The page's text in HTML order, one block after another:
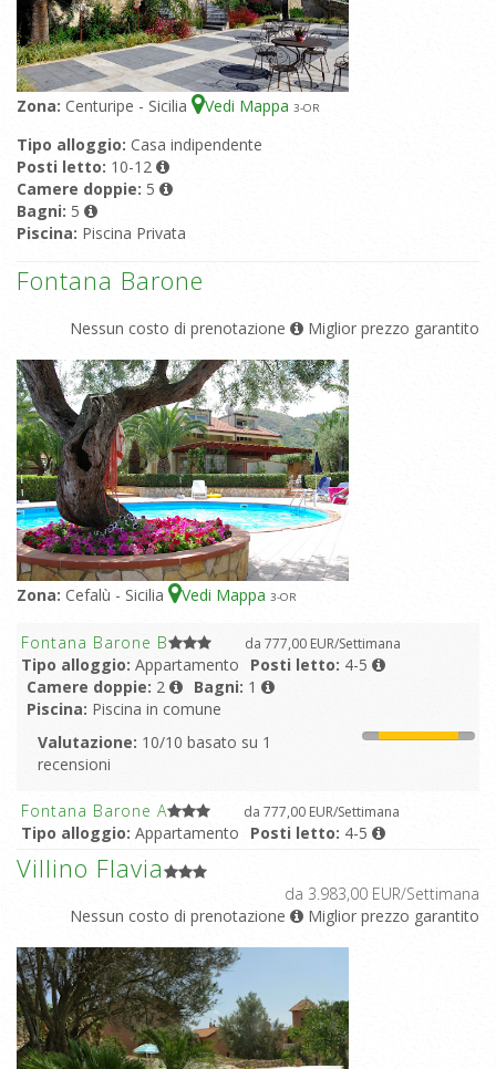
Zona: Centuripe - Sicilia Vedi Mappa 3-OR
Tipo alloggio: Casa indipendente
Posti letto: 10-12
Camere doppie: 5
Bagni: 5
Piscina: Piscina Privata
Fontana Barone
Nessun costo di prenotazione Miglior prezzo garantito
Zona: Cefalù - Sicilia Vedi Mappa 3-OR
Fontana Barone B da 777,00 EUR/Settimana
Tipo alloggio: Appartamento Posti letto: 4-5
Camere doppie: 2 Bagni: 1
Piscina: Piscina in comune
Valutazione: 10/10 basato su 1
recensioni
Fontana Barone A da 777,00 EUR/Settimana
Tipo alloggio: Appartamento Posti letto: 4-5
Camere doppie:
Piscina: Piscina in comune
Villino Flavia
da 3.983,00 EUR/Settimana
Nessun costo di prenotazione
Miglior prezzo garantito